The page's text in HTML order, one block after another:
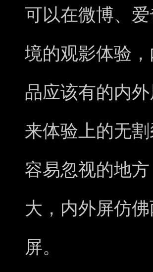
可以在微博、
境的观影体验
品应该有的内
来体验上的无
容易忽视的地
大，内外屏仿
屏。